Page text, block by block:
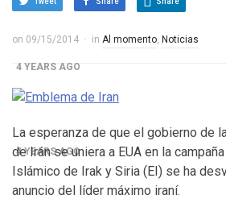
Control del Senado EUA en juego en
electoral en Georgia
4 YEARS AGO
¡Finalmente! Cámara de Representantes
4 YEARS AGO
¡Culpable! Jurado en Washington D.C.
on 09/15/2014 in Al momento, Noticias
La esperanza de que el gobierno de
de Irán se uniera a EUA en la
Islámico de Irak y Siria (EI) se ha
anuncio del líder máximo iraní.